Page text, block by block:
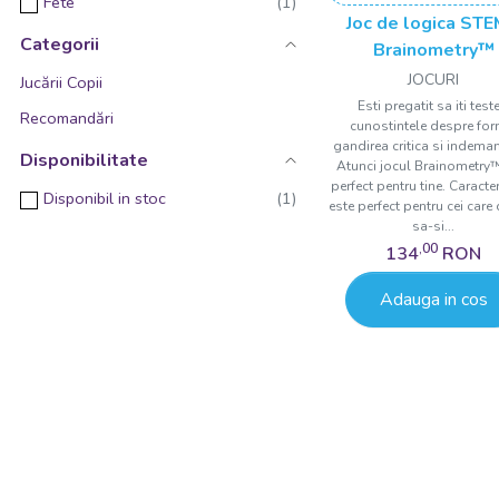
Categorii
Jucării Copii
Recomandări
Disponibilitate
Disponibil in stoc
Joc de logica
Brainometry™
JOCURI
Esti pregatit sa iti
cunostintele despre
gandirea critica si
Atunci jocul
perfect pentru tine.
este perfect pentru cei care
sa-si...
134,00 RON
Adauga in cos